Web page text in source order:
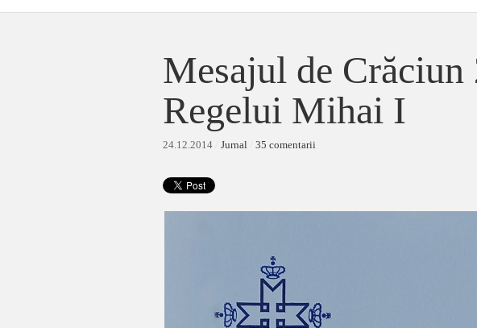
Mesajul de
Regelui Mihai I
24.12.2014 Jurnal 35 comentarii